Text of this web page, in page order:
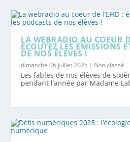
LA WEBRADIO AU COEUR
ÉCOUTEZ LES ÉMISSIONS
DE NOS ÉLÈVES !
dimanche 06 juillet 2025 | Non classé
Les fables de nos élèves de
pendant l’année par Madame